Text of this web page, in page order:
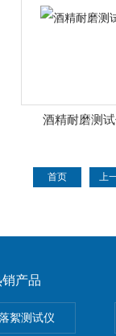
酒精耐磨测
首页 上
产品
絮测试仪